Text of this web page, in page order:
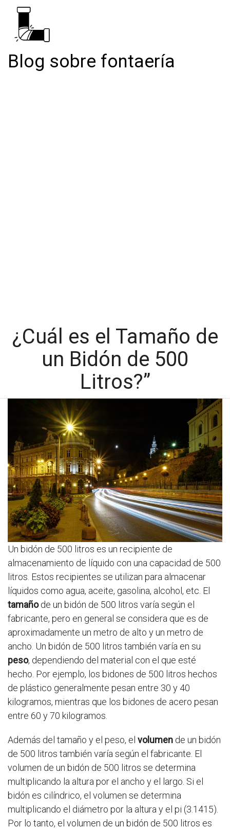
Blog sobre fontaería
¿Cuál es el Tamaño de
un Bidón de 500
Litros?”
Un bidón de 500 litros es un recipiente de
almacenamiento de líquido con una capacidad de 500
litros. Estos recipientes se utilizan para almacenar
líquidos como agua, aceite, gasolina, alcohol, etc. El
tamañode un bidón de 500 litros varía según el
fabricante, pero en general se considera que es de
aproximadamente un metro de alto y un metro de
ancho. Un bidón de 500 litros también varía en su
peso, dependiendo del material con el que esté
hecho. Por ejemplo, los bidones de 500 litros hechos
de plástico generalmente pesan entre 30 y 40
kilogramos, mientras que los bidones de acero pesan
entre 60 y 70 kilogramos.
Además del tamaño y el peso, el volumen de un bidón
de 500 litros también varía según el fabricante. El
volumen de un bidón de 500 litros se determina
multiplicando la altura por el ancho y el largo. Si el
bidón es cilíndrico, el volumen se determina
multiplicando el diámetro por la altura y el pi (3.1415).
Por lo tanto, el volumen de un bidón de 500 litros es